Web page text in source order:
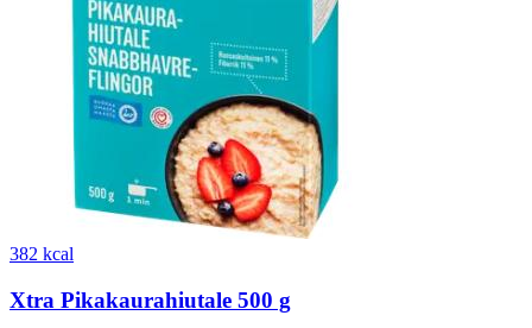
382 kcal
Xtra Pikakaurahiutale 500 g